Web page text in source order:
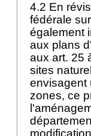
4.2 En
fédérale
également
aux plans
aux art. 25
sites
envisagent
zones, ce